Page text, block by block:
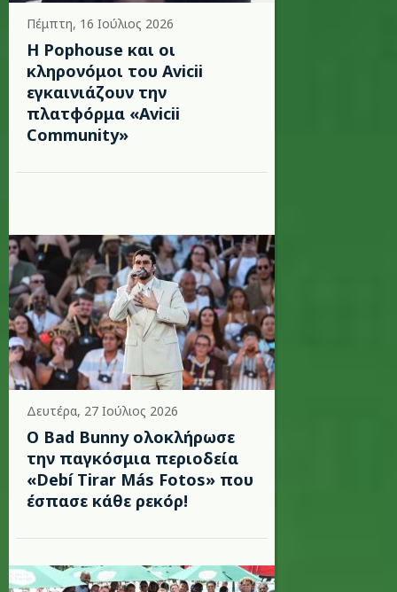
Πέμπτη, 16 Ιούλιος 2026
Η Pophouse και οι
κληρονόμοι του Avicii
εγκαινιάζουν την
πλατφόρμα «Avicii
Community»
Δευτέρα, 27 Ιούλιος 2026
Ο Bad Bunny ολοκλήρωσε
την παγκόσμια περιοδεία
«Debí Tirar Más Fotos» που
έσπασε κάθε ρεκόρ!